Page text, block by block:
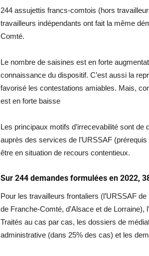
244 assujettis francs-comtois (hors
travailleurs indépendants ont fait la même
Comté.
Le nombre de saisines est en forte
connaissance du dispositif. C’est aussi la
favorisé les contestations amiables. Mais,
est en forte baisse
Les principaux motifs d’irrecevabilité sont de
auprès des services de l’URSSAF
être en situation de recours contentieux.
Sur 244 demandes formulées en 2022,
Pour les travailleurs frontaliers (l’URSSAF
de Franche-Comté, d’Alsace et de
Traités au cas par cas, les dossiers de
administrative (dans 25% des cas) et les